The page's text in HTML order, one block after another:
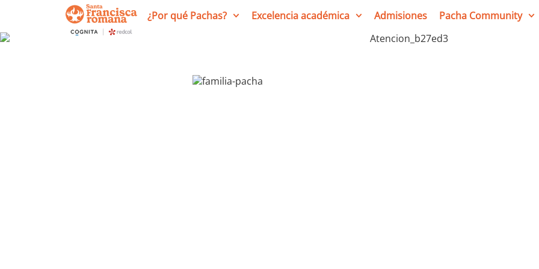
¿Por qué Pachas? Excelencia académica Admisiones Pacha Community